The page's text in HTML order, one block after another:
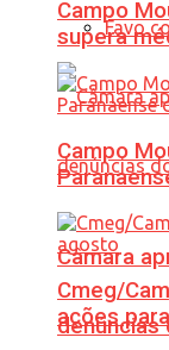
Favo
Câmara
denúncias
Campo
supera
Campo
Cmeg/
ações